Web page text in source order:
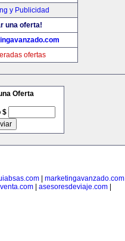
y Publicidad
una oferta!
ofertas
Oferta
$
marketingavanzado.com
asesoresdeviaje.com